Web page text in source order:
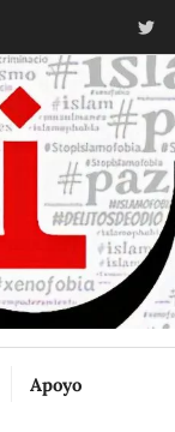
Apoyo